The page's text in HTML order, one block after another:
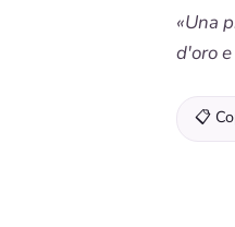
«Una
d'oro
📋